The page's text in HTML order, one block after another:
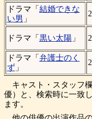
ドラマ「 結婚できな
い男 」
ドラマ「 黒い太陽」
ドラマ「 弁護士のく
ず」
キャスト・スタッフ
優）と、検索時に一致
ます。